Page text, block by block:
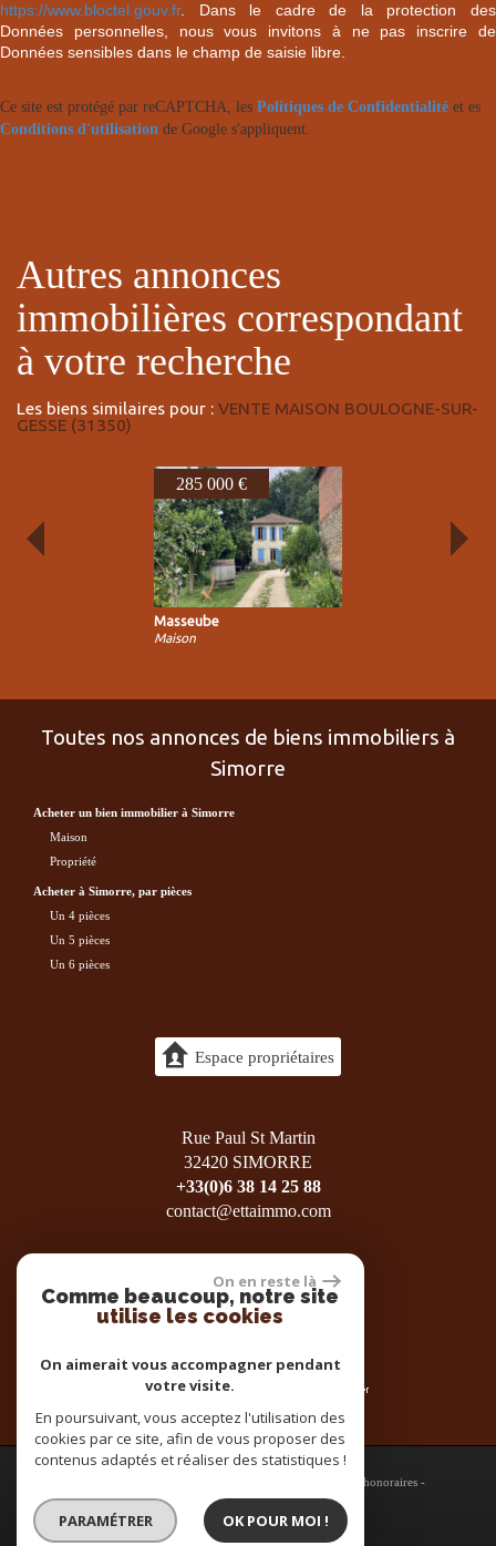
https://www.bloctel.gouv.fr. Dans le cadre de la protection des
Données personnelles, nous vous invitons à ne pas inscrire de
Données sensibles dans le champ de saisie libre.
Ce site est protégé par reCAPTCHA, les Politiques de Confidentialité et es
Conditions d'utilisation de Google s'appliquent.
autres annonces
immobilières correspondant
à votre recherche
Les biens similaires pour : VENTE MAISON BOULOGNE-SUR-
GESSE (31350)
230 000 €
Toutes nos annonces de biens immobiliers à
Simorre
acheter un bien immobilier à Simorre
maison
propriété
acheter à Simorre, par pièces
Un 4 pièces
Un 5 pièces
Un 6 pièces
Espace propriétaires
Rue Paul St Martin
32420 SIMORRE
+33(0)6 38 14 25 88
contact@ettaimmo.com
Nos honoraires -
Partenaires-Admin-Toutes nos annonces
On en reste là
Comme beaucoup, notre site
utilise les cookies
On aimerait vous accompagner pendant
votre visite.
En poursuivant, vous acceptez l'utilisation des
cookies par ce site, afin de vous proposer des
contenus adaptés et réaliser des statistiques !
PARAMÉTRER OK POUR MOI !